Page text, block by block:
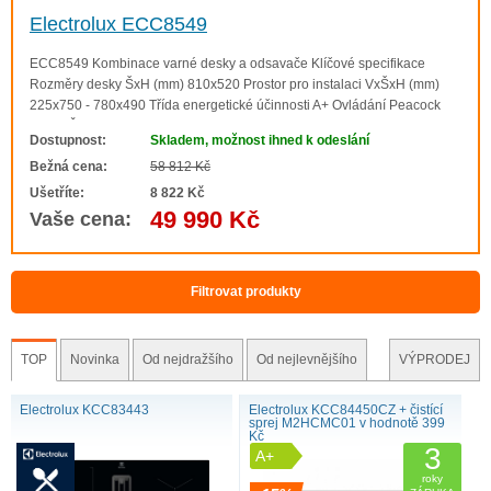
Electrolux ECC8549
ECC8549 Kombinace varné desky a odsavače Klíčové specifikace
Rozměry desky ŠxH (mm) 810x520 Prostor pro instalaci VxŠxH (mm)
225x750 - 780x490 Třída energetické účinnosti A+ Ovládání Peacock
Hliníkový Kompletní speci..
Dostupnost:
Skladem, možnost ihned k odeslání
Bežná cena:
58 812 Kč
Ušetříte:
8 822 Kč
Vaše cena: 49 990 Kč
Filtrovat produkty
TOP Novinka Od nejdražšího Od nejlevnějšího VÝPRODEJ
Electrolux KCC83443
Electrolux KCC84450CZ + čistící
sprej M2HCMC01 v hodnotě 399
Kč
A+ 3
roky